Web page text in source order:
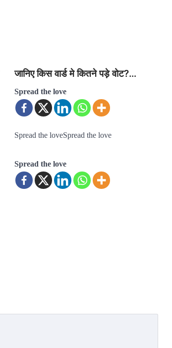
जानिए किस वार्ड मे कितने पड़े वोट?…
Spread the love
Spread the loveSpread the love
Spread the love